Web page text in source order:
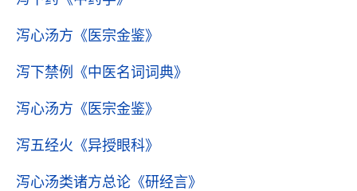
泻心汤方 《医宗金鉴》
泻下禁例 《中医名词词典》
泻心汤方 《医宗金鉴》
泻五经火 《异授眼科》
泻心汤类诸方总论 《研经言》